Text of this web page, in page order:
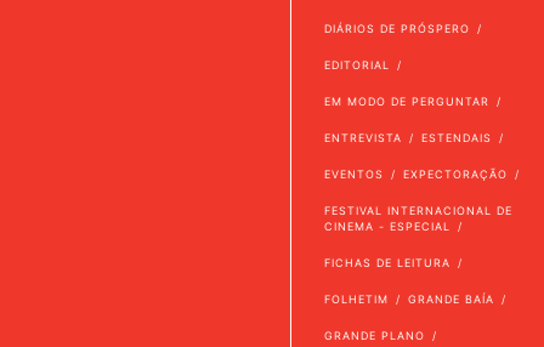
DIÁRIOS DE PRÓSPERO
EDITORIAL
EM MODO DE PERGUNTAR
ENTREVISTA ESTENDAIS
EVENTOS EXPECTORAÇÃO
FESTIVAL INTERNACIONAL DE
CINEMA - ESPECIAL
FICHAS DE LEITURA
FOLHETIM GRANDE BAÍA
GRANDE PLANO